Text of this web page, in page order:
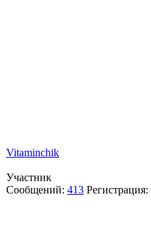
Vitaminchik
Участник
Сообщений: 413 Регистрация: